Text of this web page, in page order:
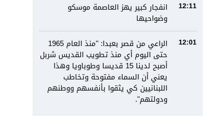
12:11
انفجار كبير يهز العاصمة موسكو
وضواحيها
12:01
الراعي من قصر بعبدا: "منذ العام 1965
حتى اليوم أي منذ تطويب القديس شربل
أصبح لدينا 15 قديسا وطوباويا وهذا
يعني أن السماء مفتوحة وتخاطب
اللبنانيين كي يثقوا بأنفسهم ووطنهم
ودولتهم".